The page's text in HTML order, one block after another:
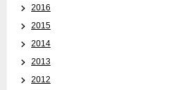
2016
2015
2014
2013
2012